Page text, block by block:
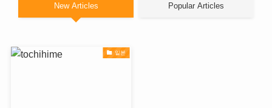
New Articles Popular Articles
일본